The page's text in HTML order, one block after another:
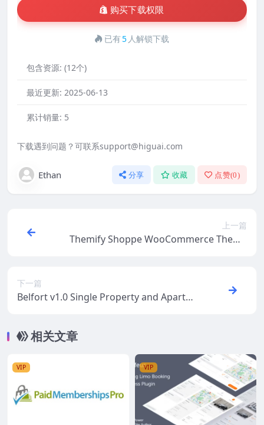
购买下载权限
已有5 人解锁下载
包含资源: (12个)
最近更新: 2025-06-13
累计销量: 5
下载遇到问题？可联系support@higuai.com
Ethan 分享 收藏 点赞(0)
上一篇
Themify Shoppe WooCommerce Theme
下一篇
Belfort v1.0 Single Property and Apartme
相关文章
VIP VIP